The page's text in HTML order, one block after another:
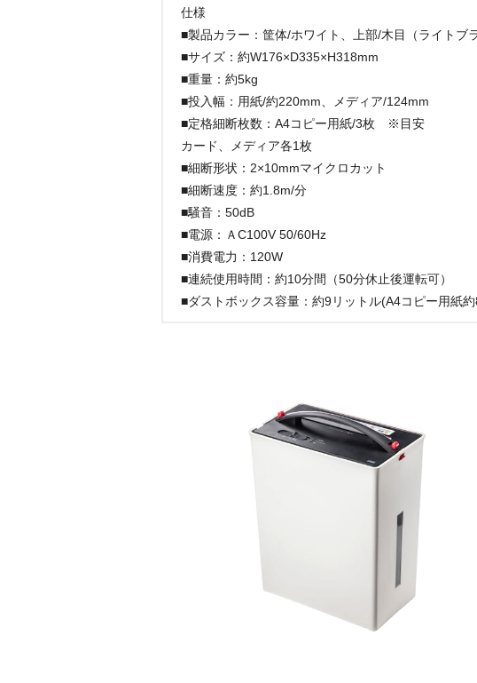
仕様
■製品カラー：筐体/ホワイト、上部/木目（ライトブ
■サイズ：約W176×D335×H318mm
■重量：約5kg
■投入幅：用紙/約220mm、メディア/124mm
■定格細断枚数：A4コピー用紙/3枚 ※目安
カード、メディア各1枚
■細断形状：2×10mmマイクロカット
■細断速度：約1.8m/分
■騒音：50dB
■電源：ＡC100V 50/60Hz
■消費電力：120W
■連続使用時間：約10分間（50分休止後運転可）
■ダストボックス容量：約9リットル(A4コピー用紙約